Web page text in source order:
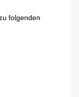
folgenden